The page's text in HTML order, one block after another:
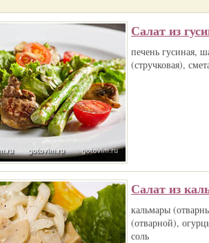
Салат из
печень гусиная,
(стручковая),
Салат из
кальмары
(отварной),
соль